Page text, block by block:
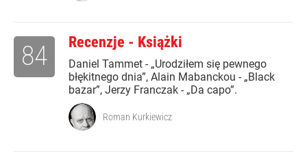
Recenzje - Książki
Daniel Tammet - „Urodziłem się pewnego
błękitnego dnia”, Alain Mabanckou - „Black
bazar”, Jerzy Franczak - „Da capo”.
84
Roman Kurkiewicz